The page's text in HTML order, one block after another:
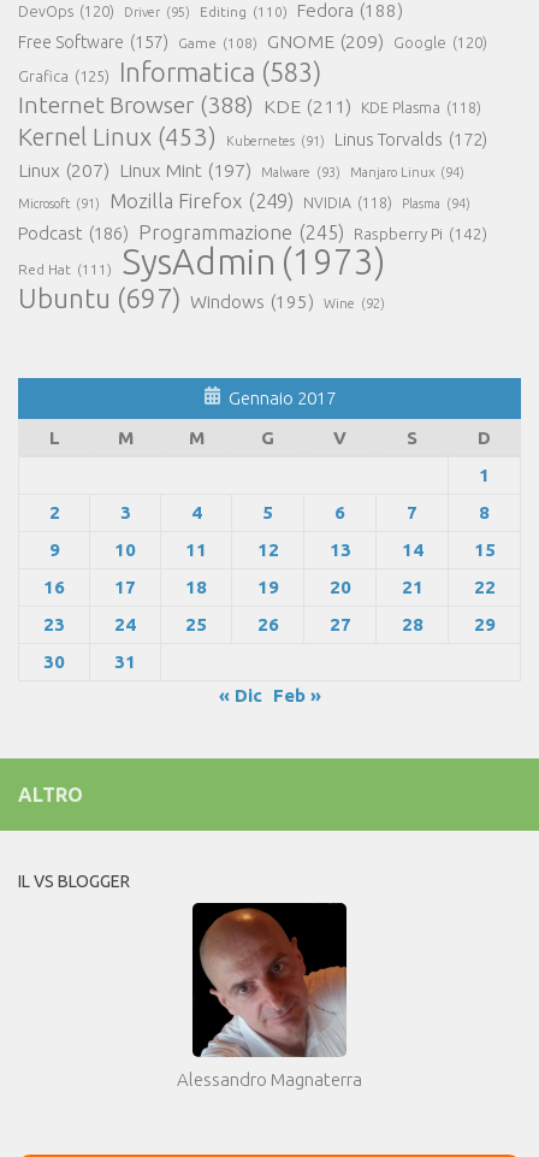
DevOps (120) Driver (95) Editing (110) Fedora (188)
Free Software (157) Game (108) GNOME (209) Google (120)
Grafica (125) Informatica (583)
Internet Browser (388) KDE (211) KDE Plasma (118)
Kernel Linux (453) Kubernetes (91) Linus Torvalds (172)
Linux (207) Linux Mint (197) Malware (93) Manjaro Linux (94)
Microsoft (91) Mozilla Firefox (249) NVIDIA (118) Plasma (94)
Podcast (186) Programmazione (245) Raspberry Pi (142)
Red Hat (111) SysAdmin (1973)
Ubuntu (697) Windows (195) Wine (92)
Gennaio 2017
L
M M G V S
D
1
2
3 4 5 6 7
8
9
10 11 12 13 14
15
16
17 18 19 20 21
22
23
24 25 26 27 28
29
30
31
« Dic
Feb »
ALTRO
IL VS BLOGGER
Alessandro Magnaterra